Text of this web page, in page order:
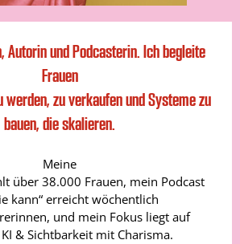
Autorin und Podcasterin. Ich begleite
Frauen
werden, zu verkaufen und Systeme zu
bauen, die skalieren.
Meine
über 38.000 Frauen, mein Podcast
kann“ erreicht wöchentlich
und mein Fokus liegt auf
& Sichtbarkeit mit Charisma.